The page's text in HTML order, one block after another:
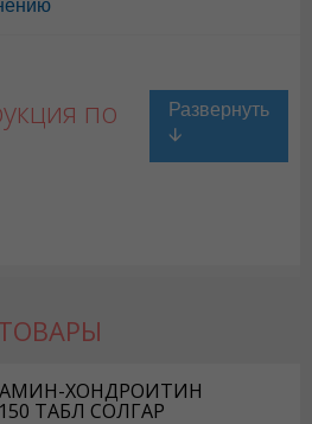
по
в Уральске Веторон в Актау
ХОНДРОИТИН
ТАБЛ СОЛГАР